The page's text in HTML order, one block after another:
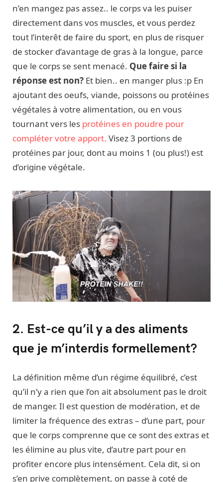
n’en mangez pas assez.. le corps va les puiser
directement dans vos muscles, et vous perdez
tout l’interêt de faire du sport, en plus de risquer
de stocker d’avantage de gras à la longue, parce
que le corps se sent menacé. Que faire si la
réponse est non? Et bien.. en manger plus :p En
ajoutant des oeufs, viande, poissons ou protéines
végétales à votre alimentation, ou en vous
tournant vers les protéines en poudre pour
compléter votre apport. Visez 3 portions de
protéines par jour, dont au moins 1 (ou plus!) est
d’origine végétale.
2. Est-ce qu’il y a des aliments
que je m’interdis formellement?
La définition même d’un régime équilibré, c’est
qu’il n’y a rien que l’on ait absolument pas le droit
de manger. Il est question de modération, et de
limiter la fréquence des extras – d’une part, pour
que le corps comprenne que ce sont des extras et
les élimine au plus vite, d’autre part pour en
profiter encore plus intensément. Cela dit, si on
s’en prive complètement, on passe à coté de